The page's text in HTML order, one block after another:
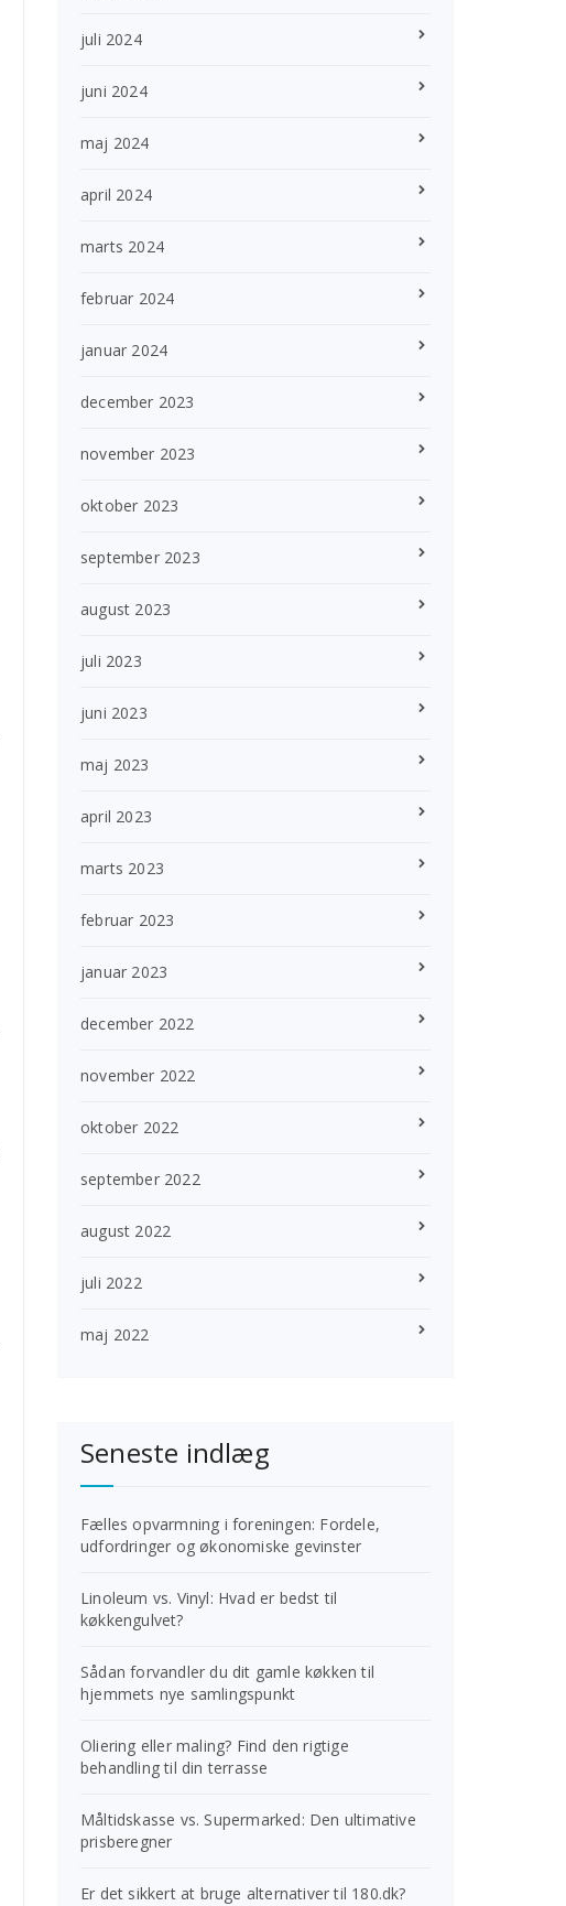
juli 2024
juni 2024
maj 2024
april 2024
marts 2024
februar 2024
januar 2024
december 2023
november 2023
oktober 2023
september 2023
august 2023
juli 2023
juni 2023
maj 2023
april 2023
marts 2023
februar 2023
januar 2023
december 2022
november 2022
oktober 2022
september 2022
august 2022
juli 2022
maj 2022
Seneste indlæg
Fælles opvarmning i foreningen: Fordele,
udfordringer og økonomiske gevinster
Linoleum vs. Vinyl: Hvad er bedst til
køkkengulvet?
Sådan forvandler du dit gamle køkken til
hjemmets nye samlingspunkt
Oliering eller maling? Find den rigtige
behandling til din terrasse
Måltidskasse vs. Supermarked: Den ultimative
prisberegner
Er det sikkert at bruge alternativer til 180.dk?